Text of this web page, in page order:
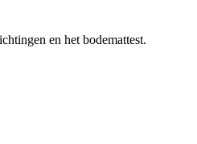
en het bodemattest.